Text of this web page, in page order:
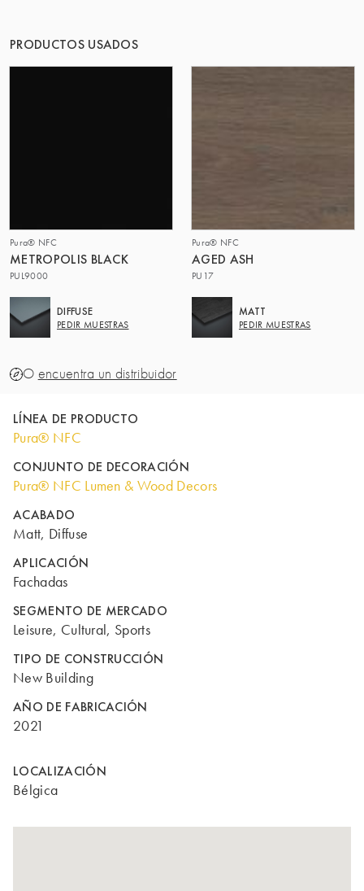
PRODUCTOS USADOS
Pura® NFC
METROPOLIS BLACK
PUL9000
DIFFUSE
PEDIR MUESTRAS
Pura® NFC
AGED ASH
PU17
MATT
PEDIR MUESTRAS
O encuentra un distribuidor
LÍNEA DE PRODUCTO
Pura® NFC
CONJUNTO DE DECORACIÓN
Pura® NFC Lumen & Wood Decors
ACABADO
Matt, Diffuse
APLICACIÓN
Fachadas
SEGMENTO DE MERCADO
Leisure, Cultural, Sports
TIPO DE CONSTRUCCIÓN
New Building
AÑO DE FABRICACIÓN
2021
LOCALIZACIÓN
Bélgica